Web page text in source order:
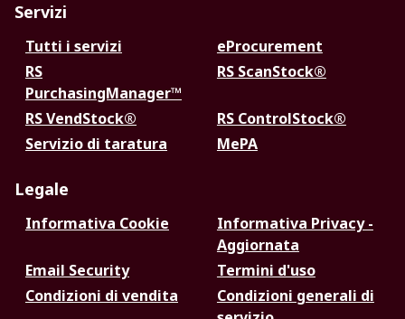
Servizi
Tutti i servizi
eProcurement
RS
PurchasingManager™
RS ScanStock®
RS VendStock®
RS ControlStock®
Servizio di taratura
MePA
Legale
Informativa Cookie
Informativa Privacy -
Aggiornata
Email Security
Termini d'uso
Condizioni di vendita
Condizioni generali di